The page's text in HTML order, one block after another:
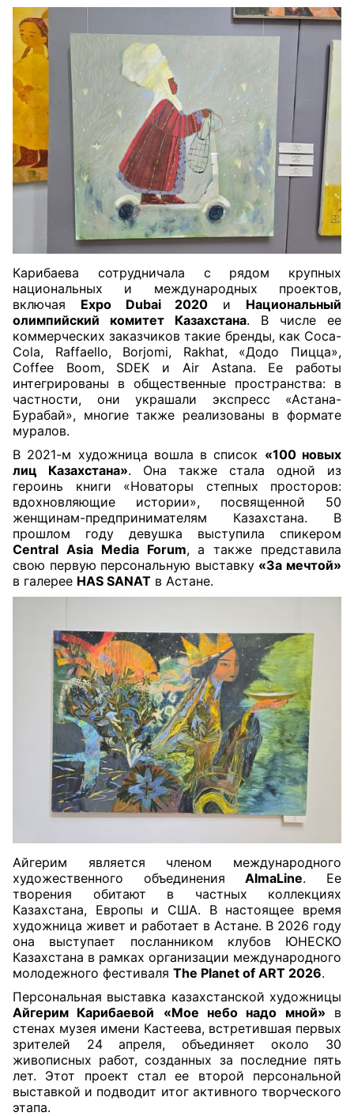
Карибаева сотрудничала с рядом крупных
национальных и международных проектов,
включая Expo Dubai 2020 и Национальный
олимпийский комитет Казахстана. В числе ее
коммерческих заказчиков такие бренды, как Coca-
Cola, Raffaello, Borjomi, Rakhat, «Додо Пицца»,
Coffee Boom, SDEK и Air Astana. Ее работы
интегрированы в общественные пространства: в
частности, они украшали экспресс «Астана-
Бурабай», многие также реализованы в формате
муралов.
В 2021-м художница вошла в список «100 новых
лиц Казахстана». Она также стала одной из
героинь книги «Новаторы степных просторов:
вдохновляющие истории», посвященной 50
женщинам-предпринимателям Казахстана. В
прошлом году девушка выступила спикером
Central Asia Media Forum, а также представила
свою первую персональную выставку «За мечтой»
в галерее HAS SANAT в Астане.
Айгерим является членом международного
художественного объединенияAlmaLine. Ее
творения обитают в частных коллекциях
Казахстана, Европы и США. В настоящее время
художница живет и работает в Астане. В 2026 году
она выступает посланником клубов ЮНЕСКО
Казахстана в рамках организации международного
молодежного фестиваля The Planet of ART 2026.
Персональная выставка казахстанской художницы
Айгерим Карибаевой
«Мое небо надо мной» в
стенах музея имени Кастеева, встретившая первых
зрителей 24 апреля, объединяет около 30
живописных работ, созданных за последние пять
лет. Этот проект стал ее второй персональной
выставкой и подводит итог активного творческого
этапа.